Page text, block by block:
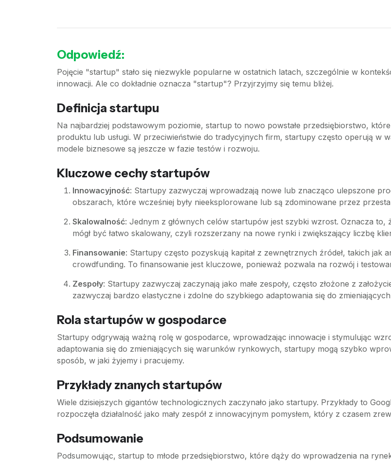
Odpowiedź:
Pojęcie "startup" stało się niezwykle popularne w ostatnich latach, szczególnie w
innowacji. Ale co dokładnie oznacza "startup"? Przyjrzyjmy się temu bliżej.
Definicja startupu
Na najbardziej podstawowym poziomie, startup to nowo powstałe przedsiębiorstwo,
produktu lub usługi. W przeciwieństwie do tradycyjnych firm, startupy często operują w
modele biznesowe są jeszcze w fazie testów i rozwoju.
Kluczowe cechy startupów
Innowacyjność: Startupy zazwyczaj wprowadzają nowe lub znacząco ulepszone
obszarach, które wcześniej były nieeksplorowane lub są zdominowane przez
Skalowalność: Jednym z głównych celów startupów jest szybki wzrost. Oznacza
mógł być łatwo skalowany, czyli rozszerzany na nowe rynki i zwiększający liczbę
Finansowanie: Startupy często pozyskują kapitał z zewnętrznych źródeł, takich jak
crowdfunding. To finansowanie jest kluczowe, ponieważ pozwala na rozwój i
Zespoły: Startupy zazwyczaj zaczynają jako małe zespoły, często złożone z
zazwyczaj bardzo elastyczne i zdolne do szybkiego adaptowania się do
Rola startupów w gospodarce
Startupy odgrywają ważną rolę w gospodarce, wprowadzając innowacje i stymulując
adaptowania się do zmieniających się warunków rynkowych, startupy mogą szybko
sposób, w jaki żyjemy i pracujemy.
Przykłady znanych startupów
Wiele dzisiejszych gigantów technologicznych zaczynało jako startupy. Przykłady to
rozpoczęła działalność jako mały zespół z innowacyjnym pomysłem, który z czasem
Podsumowanie
Podsumowując, startup to młode przedsiębiorstwo, które dąży do wprowadzenia na